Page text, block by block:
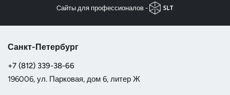
Cайты для профессионалов -
Санкт-Петербург
+7 (812) 339-38-66
196006, ул. Парковая, дом 6, литер Ж